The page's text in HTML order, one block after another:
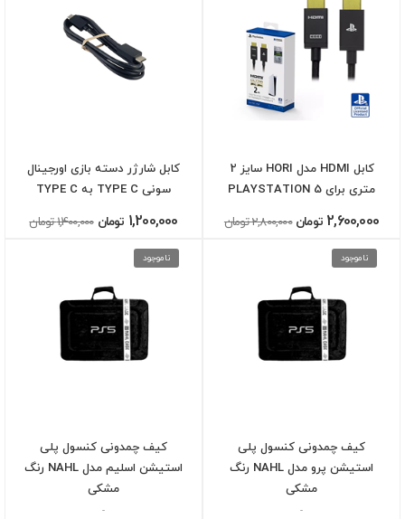
کابل HDMI مدل HORI سایز 2
متری برای PLAYSTATION 5
2,600,000 تومان 2,800,000 تومان
کابل شارژر دسته بازی اورجینال
سونی TYPE C به TYPE C
1,200,000 تومان 1,400,000 تومان
ناموجود
کیف چمدونی کنسول پلی
استیشن پرو مدل NAHL رنگ
مشکی
-
ناموجود
کیف چمدونی کنسول پلی
استیشن اسلیم مدل NAHL رنگ
مشکی
-